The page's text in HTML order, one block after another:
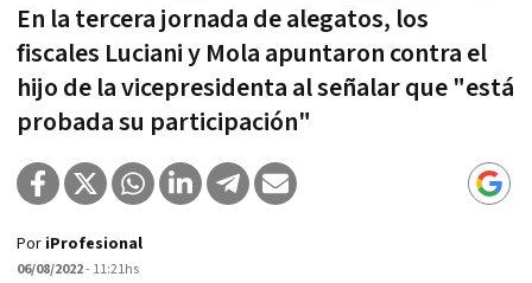
En la tercera jornada de alegatos, los
fiscales Luciani y Mola apuntaron contra el
hijo de la vicepresidenta al señalar que "está
probada su participación"
Por iProfesional
06/08/2022- 11:21hs